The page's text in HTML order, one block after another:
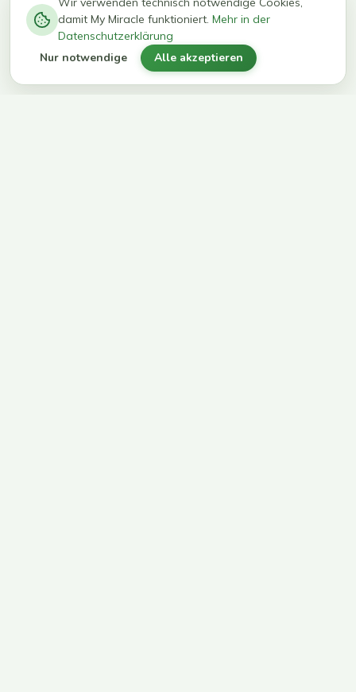
kg in 12
Wochen
erreichen
ihr Ziel
damit My Miracle funktioniert. Mehr in der
Datenschutzerklärung
Nur notwendige Alle akzeptieren